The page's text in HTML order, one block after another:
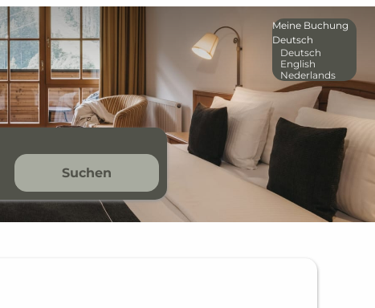
Suchen
Meine Buchung
Deutsch
Deutsch
English
Nederlands